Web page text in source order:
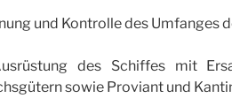
und Kontrolle des Umfanges
des Schiffes mit
sowie Proviant und